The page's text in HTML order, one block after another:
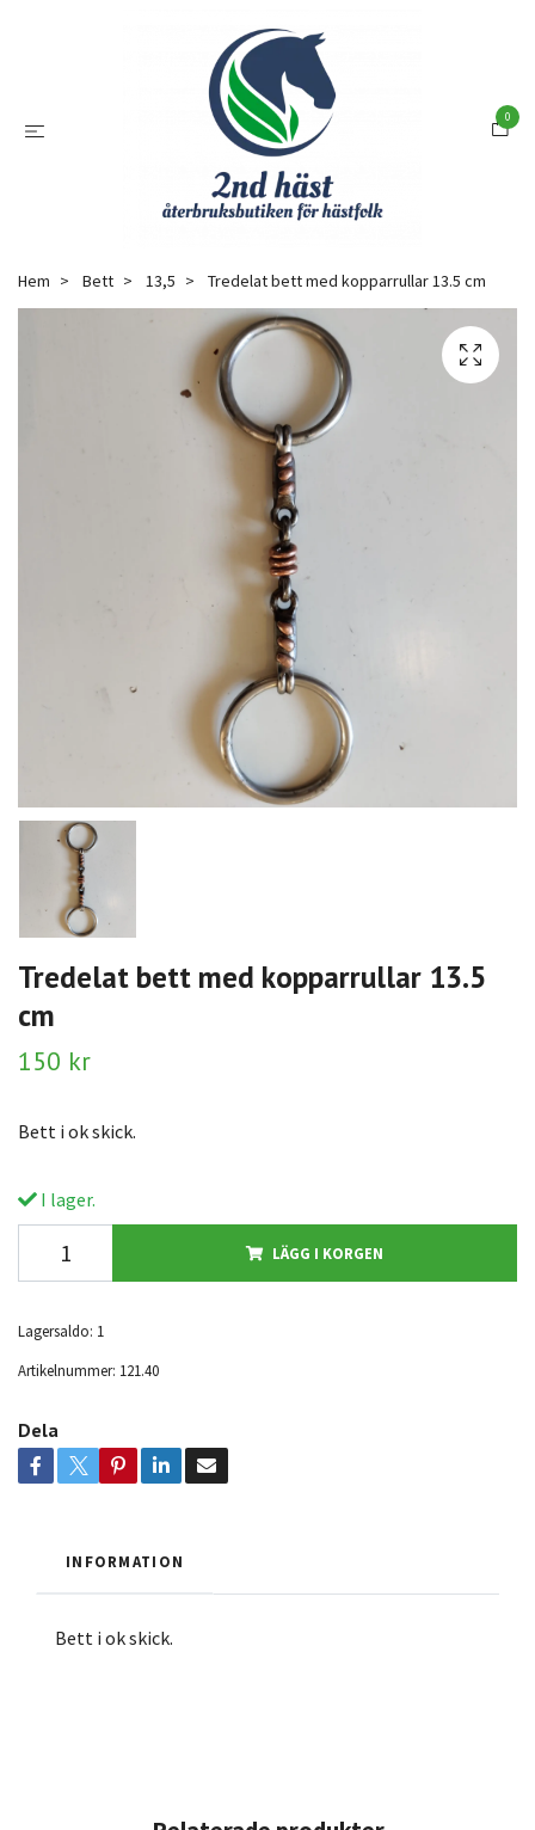
0
Hem Bett 13,5 Tredelat bett med kopparrullar 13.5 cm
Tredelat bett med kopparrullar 13.5
cm
150 kr
Bett i ok skick.
I lager.
LÄGG I KORGEN
Lagersaldo: 1
Artikelnummer: 121.40
Dela
INFORMATION
Bett i ok skick.